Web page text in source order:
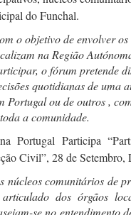
do Funchal.
o objetivo de envolver
na Região
o fórum pretende
quotidianas de uma
Portugal ou de outros ,
a comunidade.
Portugal Participa
Civil”, 28 de Setembro,
núcleos comunitários de
dos órgãos
se no entendimento